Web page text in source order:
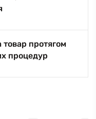
протягом
процедур